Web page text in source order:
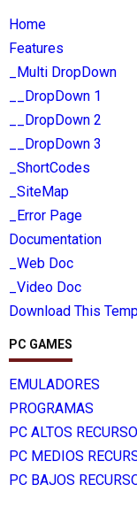
Home
Features
_Multi DropDown
__DropDown 1
__DropDown 2
__DropDown 3
_ShortCodes
_SiteMap
_Error Page
Documentation
_Web Doc
_Video Doc
Download This
PC GAMES
EMULADORES
PROGRAMAS
PC ALTOS
PC MEDIOS
PC BAJOS